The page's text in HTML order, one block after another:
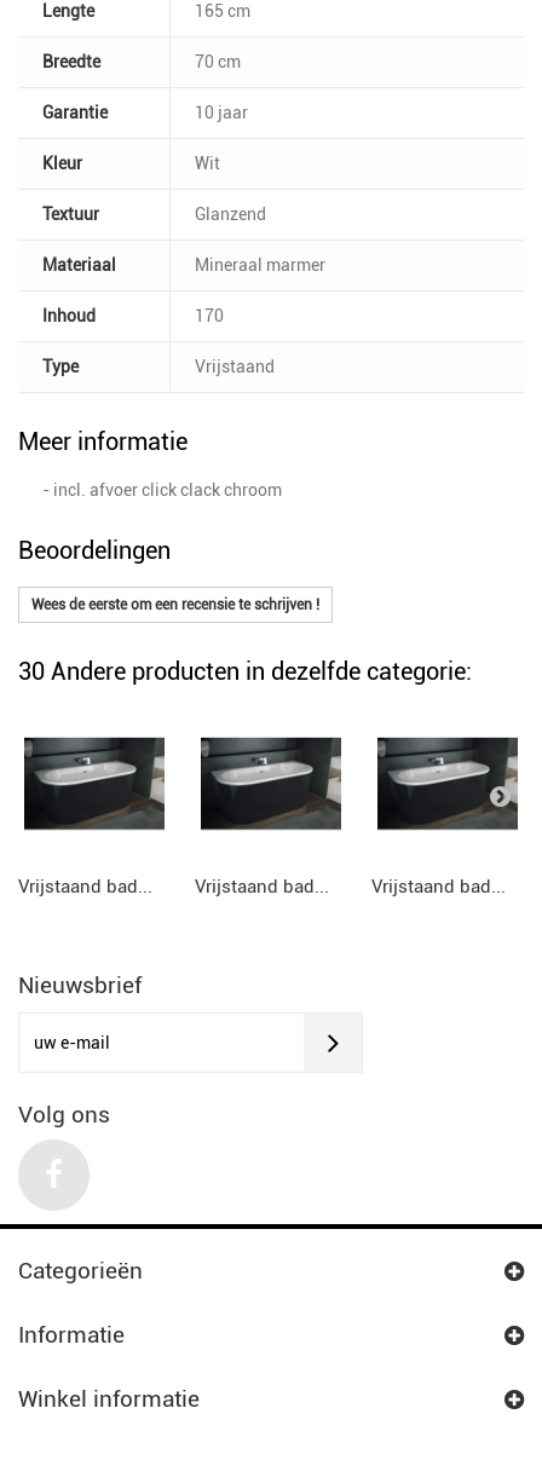
Lengte 165 cm
Breedte 70 cm
Garantie 10 jaar
Kleur Wit
Textuur Glanzend
Materiaal Mineraal marmer
Inhoud 170
Type Vrijstaand
Meer informatie
- incl. afvoer click clack chroom
Beoordelingen
Wees de eerste om een recensie te schrijven !
30 Andere producten in dezelfde categorie:
Vrijstaand bad... Vrijstaand bad... Vrijstaand bad...
Nieuwsbrief
Volg ons
Categorieën
Informatie
Winkel informatie